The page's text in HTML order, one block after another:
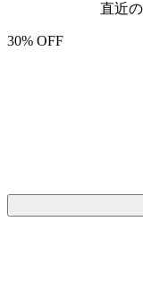
直近
30% OFF